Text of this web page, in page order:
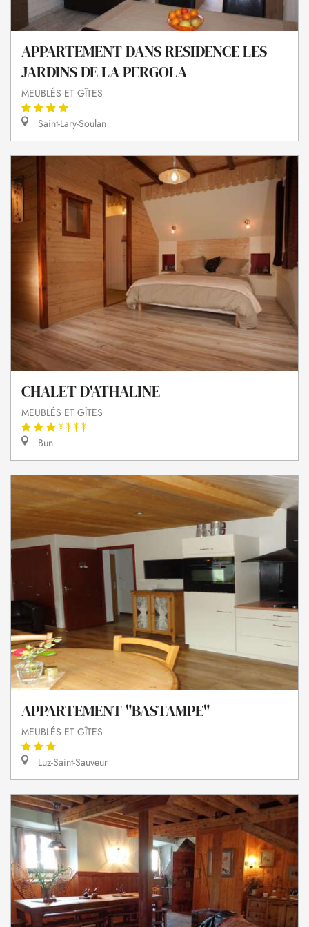
APPARTEMENT DANS RESIDENCE LES
JARDINS DE LA PERGOLA
MEUBLÉS ET GÎTES
Saint-Lary-Soulan
CHALET D'ATHALINE
MEUBLÉS ET GÎTES
Bun
APPARTEMENT "BASTAMPE"
MEUBLÉS ET GÎTES
Luz-Saint-Sauveur